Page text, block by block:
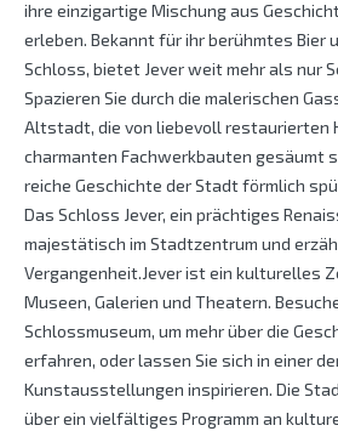
ihre einzigartige Mischung aus
erleben. Bekannt für ihr berühmtes Bier
Schloss, bietet Jever weit mehr als nur
Spazieren Sie durch die malerischen
Altstadt, die von liebevoll restaurierten
charmanten Fachwerkbauten gesäumt
reiche Geschichte der Stadt förmlich
Das Schloss Jever, ein prächtiges
majestätisch im Stadtzentrum und
Vergangenheit.Jever ist ein kulturelles
Museen, Galerien und Theatern.
Schlossmuseum, um mehr über die
erfahren, oder lassen Sie sich in einer
Kunstausstellungen inspirieren. Die
über ein vielfältiges Programm an